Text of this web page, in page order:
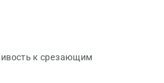
к срезающим